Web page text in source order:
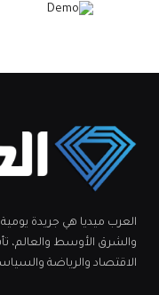
العرب ميديا هي جريدة يومية
الاقتصاد والرياضة